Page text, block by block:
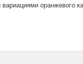
оранжевого
обоев